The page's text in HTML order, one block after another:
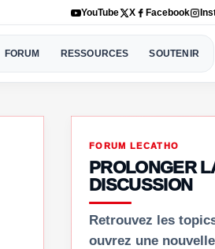
YouTube X Facebook
FORUM RESSOURCES SOUTENIR
FORUM LECATHO
PROLONGER
DISCUSSION
Retrouvez les
ouvrez une